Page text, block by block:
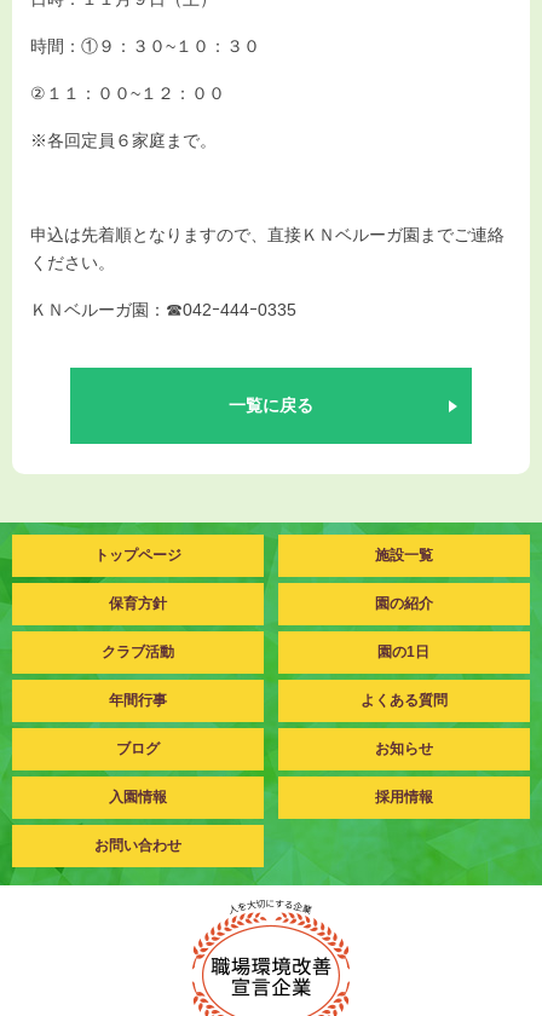
お問い合わせ
時間：①９：３０~１０：３０
②１１：００~１２：００
※各回定員６家庭まで。
申込は先着順となりますので、直接ＫＮベルーガ園までご連絡
ください。
ＫＮベルーガ園：☎042ｰ444ｰ0335
一覧に戻る
トップページ 施設一覧
保育方針 園の紹介
クラブ活動 園の1日
年間行事 よくある質問
ブログ お知らせ
入園情報 採用情報
お問い合わせ